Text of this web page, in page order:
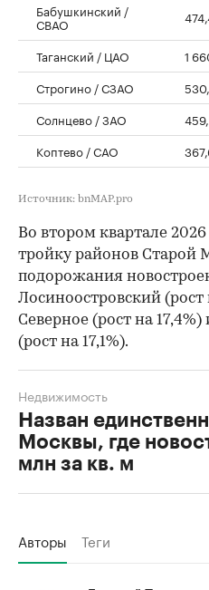
Бабушкинский /
СВАО
Таганский / ЦАО 1
Строгино / СЗАО
Солнцево / ЗАО
Коптево / САО
Источник: bnMAP.pro
Во втором квартале
тройку районов Старой
подорожания
Лосиноостровский (рост
Северное (рост на
(рост на 17,1%).
Назван
Москвы, где
млн за кв. м
Недвижимость
Авторы Теги